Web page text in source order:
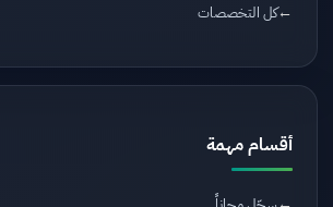
كل التخصصات
أقسام مهمة